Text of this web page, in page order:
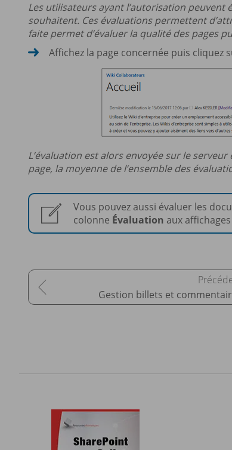
Les utilisateurs ayant l’autorisation peuvent
souhaitent. Ces évaluations permettent
faite permet d’évaluer la qualité des pages
Affichez la page concernée puis cliquez
L’évaluation est alors envoyée sur le
page, la moyenne de l’ensemble des
Vous pouvez aussi évaluer les
colonne Évaluation aux
Gestion billets et